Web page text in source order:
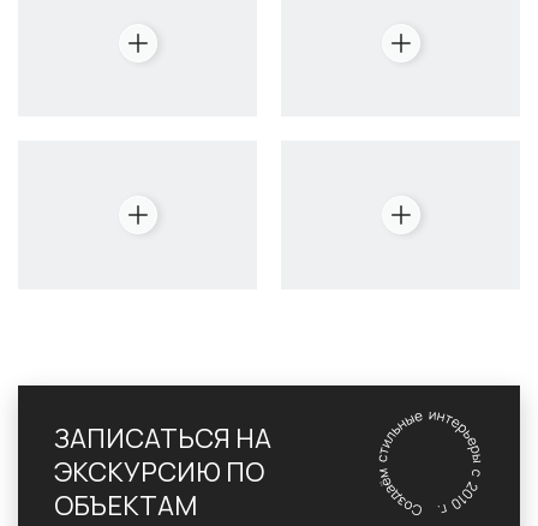
ЗАПИСАТЬСЯ НА
ЭКСКУРСИЮ ПО
ОБЪЕКТАМ